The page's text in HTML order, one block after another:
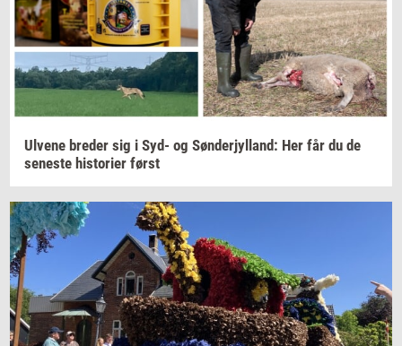
Ul­ve­ne bre­der sig i Syd- og Søn­derjyl­land: Her får du de
se­ne­ste hi­sto­ri­er først